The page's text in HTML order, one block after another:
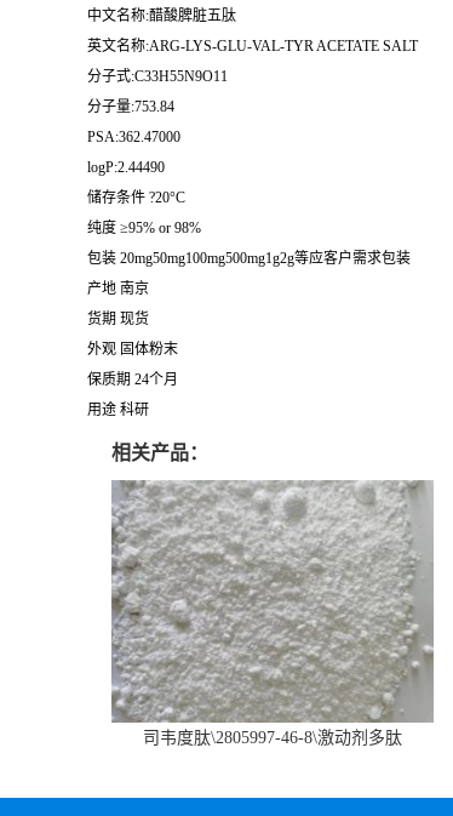
中文名称:醋酸脾脏五肽
英文名称:ARG-LYS-GLU-VAL-TYR ACETATE SALT
分子式:C33H55N9O11
分子量:753.84
PSA:362.47000
logP:2.44490
储存条件 ?20°C
纯度 ≥95% or 98%
包装 20mg50mg100mg500mg1g2g等应客户需求包装
产地 南京
货期 现货
外观 固体粉末
保质期 24个月
用途 科研
相关产品：
司韦度肽\2805997-46-8\激动剂多肽